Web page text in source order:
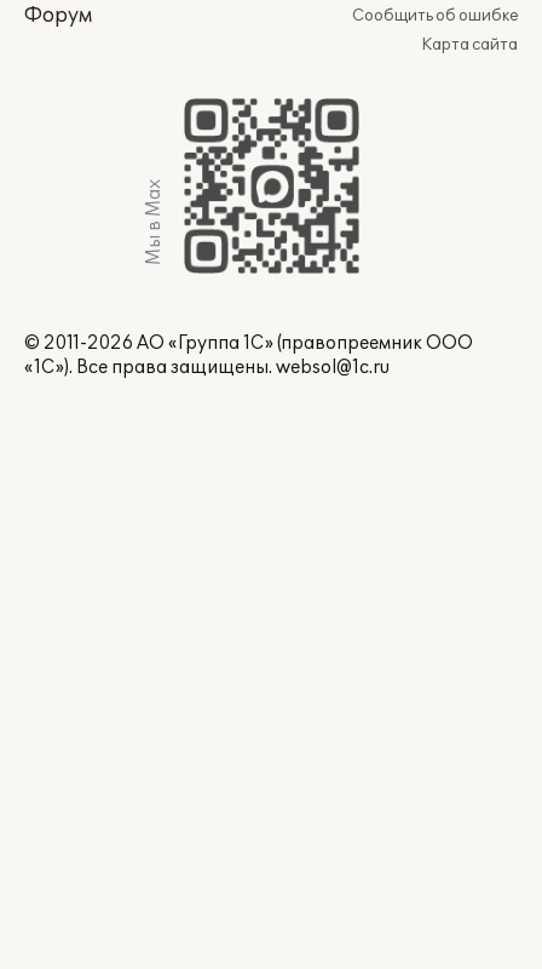
Форум
Сообщить об ошибке
Карта сайта
Мы в Max
© 2011-2026 АО «Группа 1С» (правопреемник ООО
«1С»). Все права защищены. websol@1c.ru